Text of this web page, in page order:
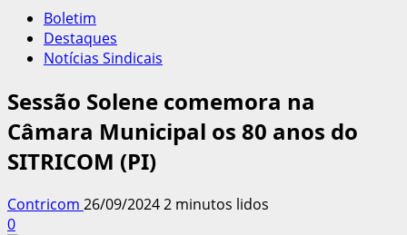
Boletim
Destaques
Notícias Sindicais
Sessão Solene comemora na
Câmara Municipal os 80 anos do
SITRICOM (PI)
Contricom 26/09/20242 minutos lidos
0